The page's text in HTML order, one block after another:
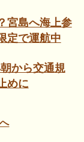
宮島へ海上参
定で運航中
から交通規
めに